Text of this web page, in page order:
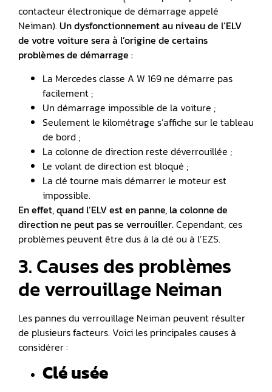
contacteur électronique de démarrage appelé
Neiman). Un dysfonctionnement au niveau de l’ELV
de votre voiture sera à l’origine de certains
problèmes de démarrage :
La Mercedes classe A W 169 ne démarre pas
facilement ;
Un démarrage impossible de la voiture ;
Seulement le kilométrage s’affiche sur le tableau
de bord ;
La colonne de direction reste déverrouillée ;
Le volant de direction est bloqué ;
La clé tourne mais démarrer le moteur est
impossible.
En effet, quand l’ELV est en panne, la colonne de
direction ne peut pas se verrouiller.Cependant, ces
problèmes peuvent être dus à la clé ou à l’EZS.
3. Causes des problèmes
de verrouillage Neiman
Les pannes du verrouillage Neiman peuvent résulter
de plusieurs facteurs. Voici les principales causes à
considérer :
Clé usée